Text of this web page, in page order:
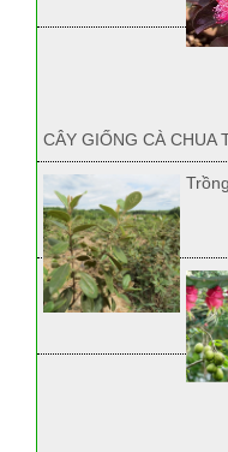
CÂY GIỐNG CÀ CHUA